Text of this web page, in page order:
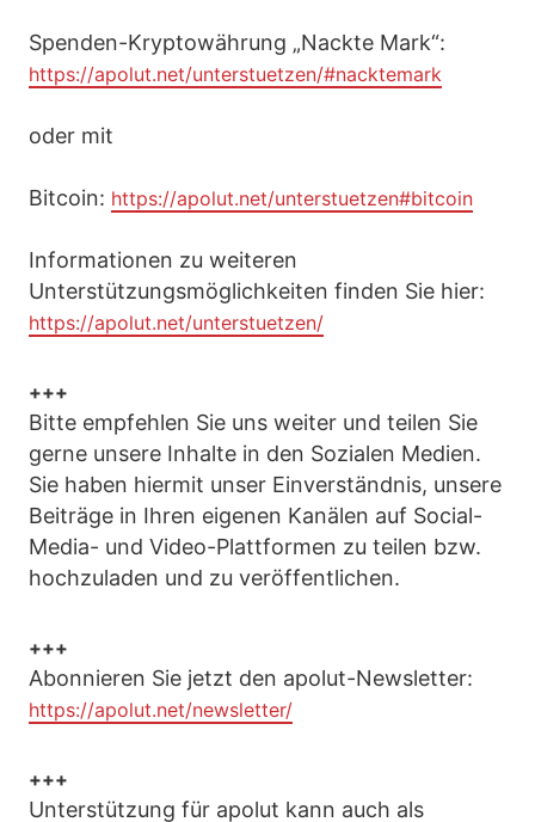
Spenden-Kryptowährung „Nackte Mark“:
https://apolut.net/unterstuetzen/#nacktemark
oder mit
Bitcoin: https://apolut.net/unterstuetzen#bitcoin
Informationen zu weiteren
Unterstützungsmöglichkeiten finden Sie hier:
https://apolut.net/unterstuetzen/
+++
Bitte empfehlen Sie uns weiter und teilen Sie
gerne unsere Inhalte in den Sozialen Medien.
Sie haben hiermit unser Einverständnis, unsere
Beiträge in Ihren eigenen Kanälen auf Social-
Media- und Video-Plattformen zu teilen bzw.
hochzuladen und zu veröffentlichen.
+++
Abonnieren Sie jetzt den apolut-Newsletter:
https://apolut.net/newsletter/
+++
Unterstützung für apolut kann auch als